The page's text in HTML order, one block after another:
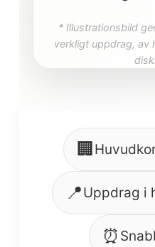
* Illustrationsbild
verkligt uppdrag, av
🏢
📍Uppdrag i
⏰